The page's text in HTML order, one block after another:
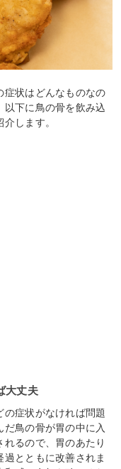
症状はどんなものなの
下に鳥の骨を飲み込
します。
大丈夫
の症状がなければ問題
鳥の骨が胃の中に入
るので、胃のあたり
とともに改善されま